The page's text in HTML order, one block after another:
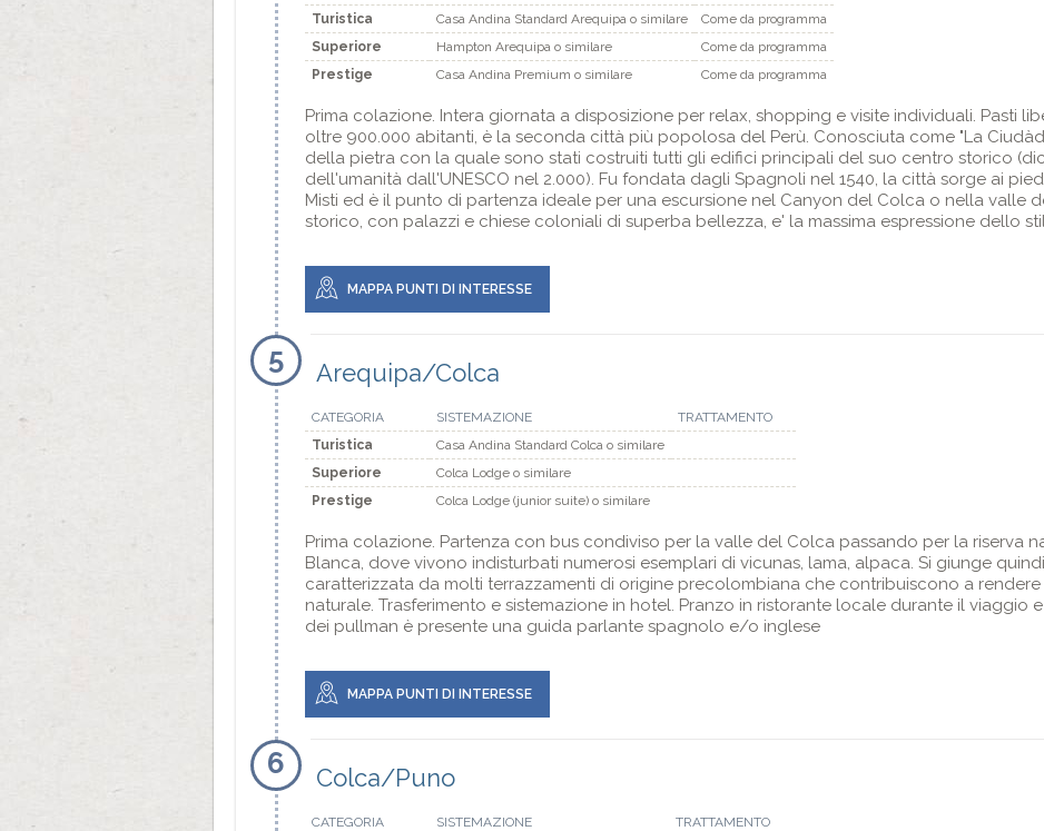
Turistica
Casa Andina Standard Arequipa o similare
Come da programma
Superiore
Hampton Arequipa o similare
Come da programma
Prestige
Casa Andina Premium o similare Come da programma
Prima colazione. Intera giornata a disposizione per relax, shopping e visite individuali. Pasti
oltre 900.000 abitanti, è la seconda città più popolosa del Perù. Conosciuta come "La
della pietra con la quale sono stati costruiti tutti gli edifici principali del suo centro storico
dell'umanità dall'UNESCO nel 2.000). Fu fondata dagli Spagnoli nel 1540, la città sorge ai
Misti ed è il punto di partenza ideale per una escursione nel Canyon del Colca o nella valle
storico, con palazzi e chiese coloniali di superba bellezza, e' la massima espressione dello
MAPPA PUNTI DI INTERESSE
5 Arequipa/Colca
CATEGORIA SISTEMAZIONE
TRATTAMENTO
Turistica
Casa Andina Standard Colca o similare
Superiore
Colca Lodge o similare
Prestige
Colca Lodge (junior suite) o similare
Prima colazione. Partenza con bus condiviso per la valle del Colca passando per la riserva
Blanca, dove vivono indisturbati numerosi esemplari di vicunas, lama, alpaca. Si giunge
caratterizzata da molti terrazzamenti di origine precolombiana che contribuiscono a
naturale. Trasferimento e sistemazione in hotel. Pranzo in ristorante locale durante il viaggio
dei pullman è presente una guida parlante spagnolo e/o inglese
MAPPA PUNTI DI INTERESSE
6 Colca/Puno
CATEGORIA SISTEMAZIONE TRATTAMENTO